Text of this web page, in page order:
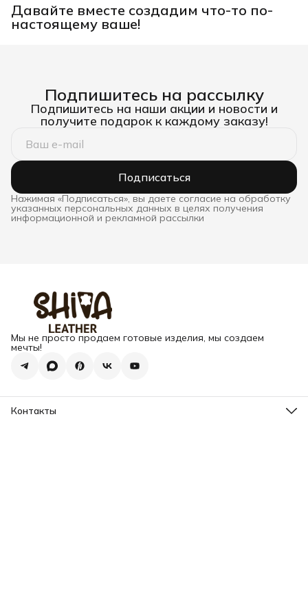
Давайте вместе создадим что-то по-
настоящему ваше!
Подпишитесь на рассылку
Подпишитесь на наши акции и новости и
получите подарок к каждому заказу!
Подписаться
Нажимая «Подписаться», вы даете согласие на обработку
указанных персональных данных в целях получения
информационной и рекламной рассылки
Мы не просто продаем готовые изделия, мы создаем
мечты!
Контакты